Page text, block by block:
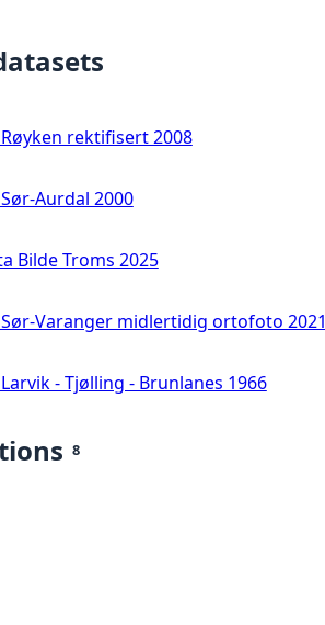
rektifisert 2008
Aurdal 2000
Bilde Troms 2025
Varanger midlertidig ortofoto 2021
- Tjølling - Brunlanes 1966
8